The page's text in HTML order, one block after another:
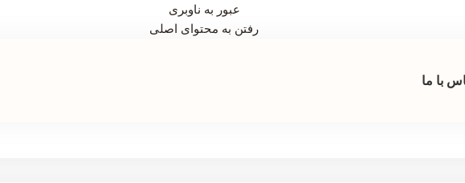
عبور به ناوبری
رفتن به محتوای اصلی
با ما